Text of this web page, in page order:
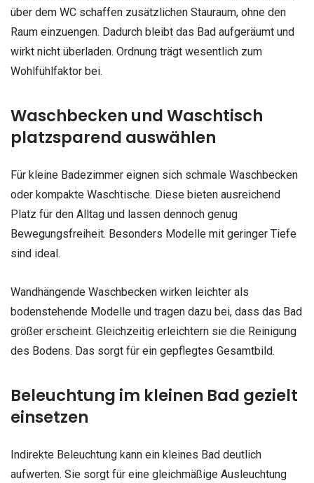
über dem WC schaffen zusätzlichen Stauraum, ohne den
Raum einzuengen. Dadurch bleibt das Bad aufgeräumt und
wirkt nicht überladen. Ordnung trägt wesentlich zum
Wohlfühlfaktor bei.
Waschbecken und Waschtisch
platzsparend auswählen
Für kleine Badezimmer eignen sich schmale Waschbecken
oder kompakte Waschtische. Diese bieten ausreichend
Platz für den Alltag und lassen dennoch genug
Bewegungsfreiheit. Besonders Modelle mit geringer Tiefe
sind ideal.
Wandhängende Waschbecken wirken leichter als
bodenstehende Modelle und tragen dazu bei, dass das Bad
größer erscheint. Gleichzeitig erleichtern sie die Reinigung
des Bodens. Das sorgt für ein gepflegtes Gesamtbild.
Beleuchtung im kleinen Bad gezielt
einsetzen
Indirekte Beleuchtung kann ein kleines Bad deutlich
aufwerten. Sie sorgt für eine gleichmäßige Ausleuchtung